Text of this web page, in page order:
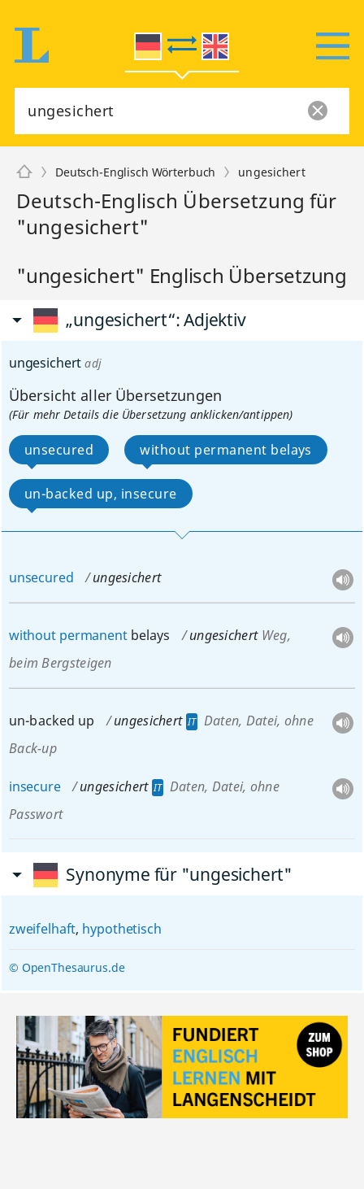
Deutsch-Englisch Wörterbuch ungesichert
Deutsch-Englisch Übersetzung für
"ungesichert"
"ungesichert" Englisch Übersetzung
„ungesichert“: Adjektiv
ungesichert adj
Übersicht aller Übersetzungen
(Für mehr Details die Übersetzung anklicken/antippen)
unsecured without permanent belays
un-backed up, insecure
unsecured ungesichert
without permanentbelays ungesichert Weg,
beim Bergsteigen
un-backed up ungesichert IT Daten, Datei, ohne
Back-up
insecure ungesichert IT Daten, Datei, ohne
Passwort
Synonyme für "ungesichert"
zweifelhaft, hypothetisch
© OpenThesaurus.de